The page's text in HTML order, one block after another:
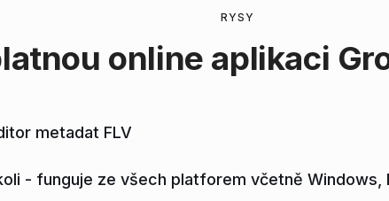
RYSY
online aplikaci
metadat FLV
- funguje ze všech platforem včetně Windows,